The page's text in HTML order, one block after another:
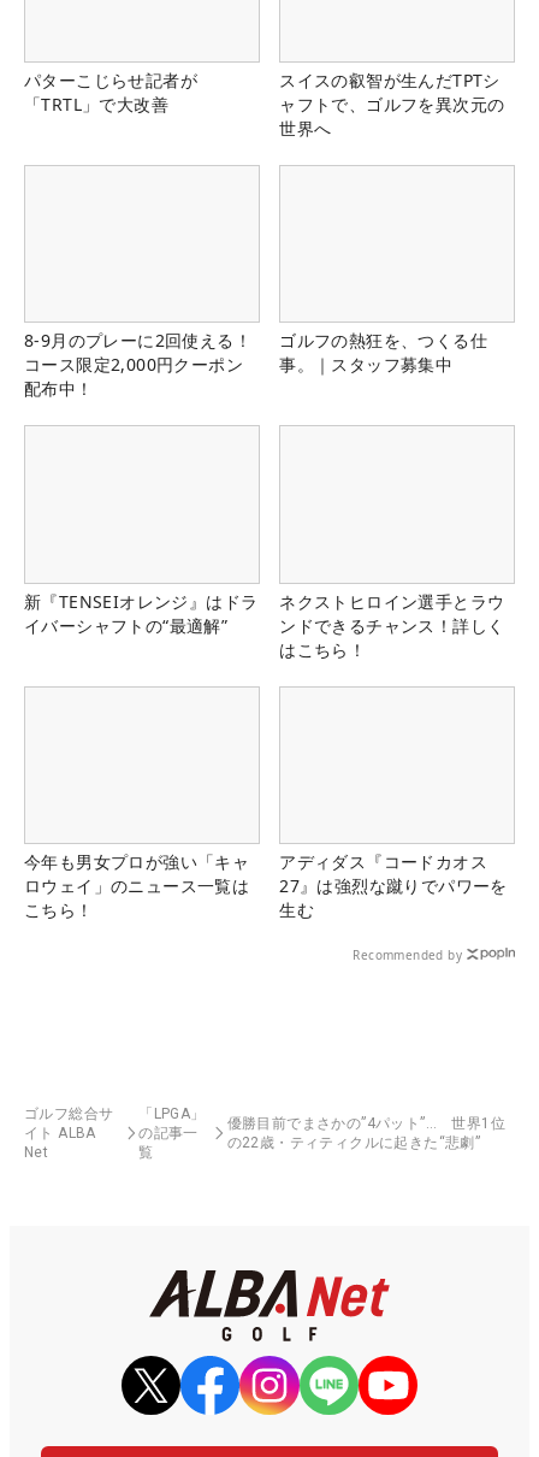
パターこじらせ記者が
「TRTL」で大改善
スイスの叡智が生んだTPTシ
ャフトで、ゴルフを異次元の
世界へ
8-9月のプレーに2回使える！
コース限定2,000円クーポン
配布中！
ゴルフの熱狂を、つくる仕
事。｜スタッフ募集中
新『TENSEIオレンジ』はドラ
イバーシャフトの“最適解”
ネクストヒロイン選手とラウ
ンドできるチャンス！詳しく
はこちら！
今年も男女プロが強い「キャ
ロウェイ」のニュース一覧は
こちら！
アディダス『コードカオス
27』は強烈な蹴りでパワーを
生む
Recommended by
ゴルフ総合サ
イト ALBA
Net
「LPGA」
の記事一
覧
優勝目前でまさかの”4パット”… 世界1位
の22歳・ティティクルに起きた“悲劇”